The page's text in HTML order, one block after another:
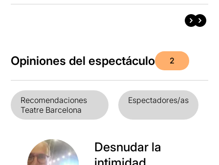
Opiniones del espectáculo 2
Recomendaciones
Teatre Barcelona
Espectadores/as
Desnudar la